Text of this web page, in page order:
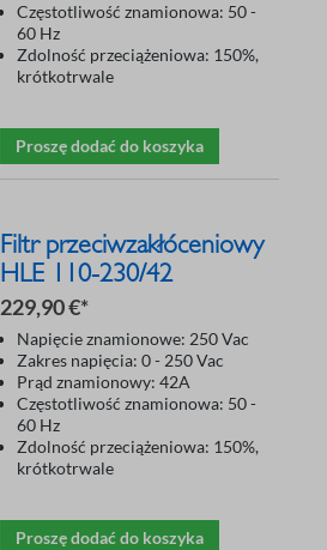
Częstotliwość znamionowa: 50 -
60 Hz
Zdolność przeciążeniowa: 150%,
krótkotrwale
Proszę dodać do koszyka
Filtr przeciwzakłóceniowy
HLE 110-230/42
229,90 €*
Napięcie znamionowe: 250 Vac
Zakres napięcia: 0 - 250 Vac
Prąd znamionowy: 42A
Częstotliwość znamionowa: 50 -
60 Hz
Zdolność przeciążeniowa: 150%,
krótkotrwale
Proszę dodać do koszyka